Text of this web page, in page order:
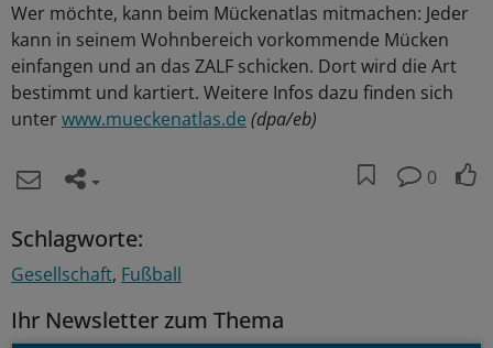
Wer möchte, kann beim Mückenatlas mitmachen: Jeder
kann in seinem Wohnbereich vorkommende Mücken
einfangen und an das ZALF schicken. Dort wird die Art
bestimmt und kartiert. Weitere Infos dazu finden sich
unterwww.mueckenatlas.de (dpa/eb)
0
Schlagworte:
Gesellschaft Fußball
Ihr Newsletter zum Thema